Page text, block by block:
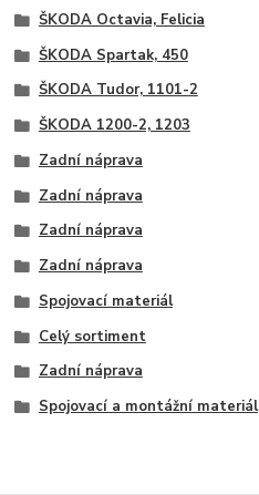
ŠKODA Octavia, Felicia
ŠKODA Spartak, 450
ŠKODA Tudor, 1101-2
ŠKODA 1200-2, 1203
Zadní náprava
Zadní náprava
Zadní náprava
Zadní náprava
Spojovací materiál
Celý sortiment
Zadní náprava
Spojovací a montážní materiál